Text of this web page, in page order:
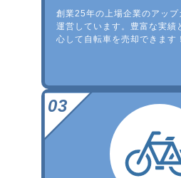
創業25年の上場企業のアッ
運営しています。豊富な実績
心して自転車を売却できます！